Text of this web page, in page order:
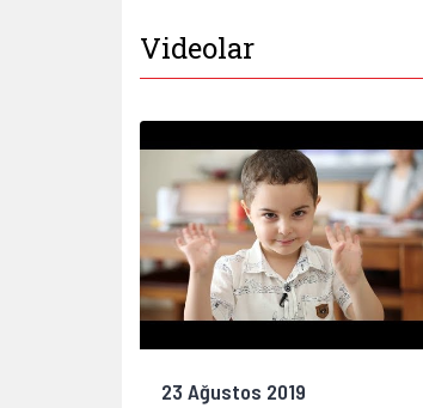
Videolar
23 Ağustos 2019